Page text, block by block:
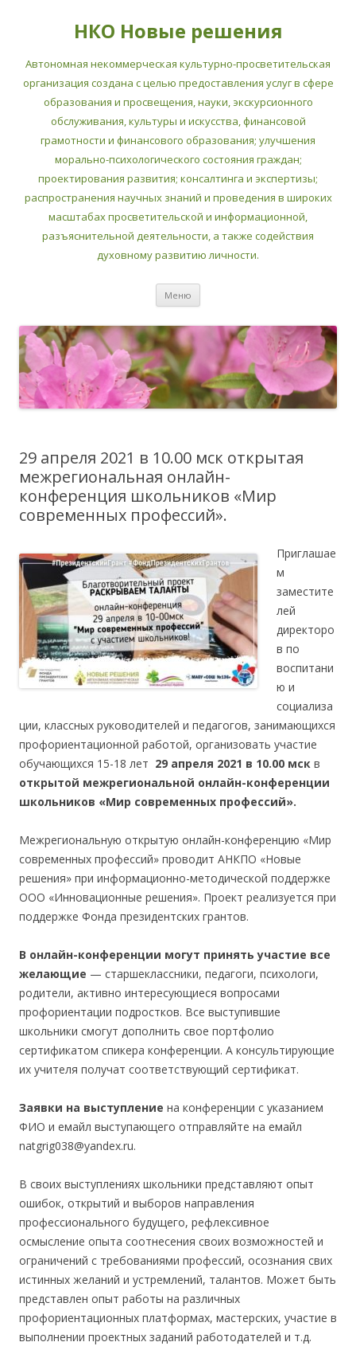
НКО Новые решения
Автономная некоммерческая культурно-просветительская
организация создана с целью предоставления услуг в сфере
образования и просвещения, науки, экскурсионного
обслуживания, культуры и искусства, финансовой
грамотности и финансового образования; улучшения
морально-психологического состояния граждан;
проектирования развития; консалтинга и экспертизы;
распространения научных знаний и проведения в широких
масштабах просветительской и информационной,
разъяснительной деятельности, а также содействия
духовному развитию личности.
Меню
29 апреля 2021 в 10.00 мск открытая
межрегиональная онлайн-
конференция школьников «Мир
современных профессий».
Приглашае
м
заместите
лей
директоро
в по
воспитани
ю и
социализа
ции, классных руководителей и педагогов, занимающихся
профориентационной работой, организовать участие
обучающихся 15-18 лет 29 апреля 2021 в 10.00 мск в
открытой межрегиональной онлайн-конференции
школьников «Мир современных профессий».
Межрегиональную открытую онлайн-конференцию «Мир
современных профессий» проводит АНКПО «Новые
решения» при информационно-методической поддержке
ООО «Инновационные решения». Проект реализуется при
поддержке Фонда президентских грантов.
В онлайн-конференции могут принять участие все
желающие — старшеклассники, педагоги, психологи,
родители, активно интересующиеся вопросами
профориентации подростков. Все выступившие
школьники смогут дополнить свое портфолио
сертификатом спикера конференции. А консультирующие
их учителя получат соответствующий сертификат.
Заявки на выступление на конференции с указанием
ФИО и емайл выступающего отправляйте на емайл
natgrig038@yandex.ru.
В своих выступлениях школьники представляют опыт
ошибок, открытий и выборов направления
профессионального будущего, рефлексивное
осмысление опыта соотнесения своих возможностей и
ограничений с требованиями профессий, осознания свих
истинных желаний и устремлений, талантов. Может быть
представлен опыт работы на различных
профориентационных платформах, мастерских, участие в
выполнении проектных заданий работодателей и т.д.